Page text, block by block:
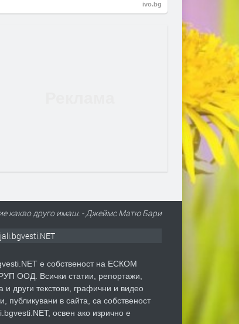
ivo.bg
какво друго имаш. - Джеймс Матю Бари
е собственост на ЕСКОМ
ООД. Всички статии, репортажи,
и други текстови, графични и видео
публикувани в сайта, са собственост
освен ако изрично е